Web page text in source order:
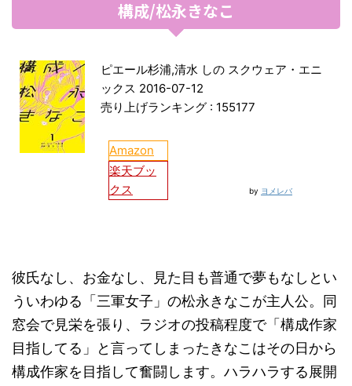
構成/松永きなこ
ピエール杉浦,清水 しの スクウェア・エニ
ックス 2016-07-12
売り上げランキング : 155177
Amazon
楽天ブッ
クス
by ヨメレバ
彼氏なし、お金なし、見た目も普通で夢もなしとい
ういわゆる「三軍女子」の松永きなこが主人公。同
窓会で見栄を張り、ラジオの投稿程度で「構成作家
目指してる」と言ってしまったきなこはその日から
構成作家を目指して奮闘します。ハラハラする展開